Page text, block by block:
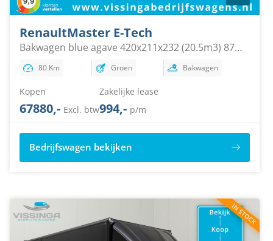
RenaultMaster E-Tech
Bakwagen blue agave 420x211x232 (20.5m3) 87
kWh80 Km Groen Bakwagen
Kopen
67880,- Excl. btw
Zakelijke lease
994,- p/m
Bedrijfswagen bekijken